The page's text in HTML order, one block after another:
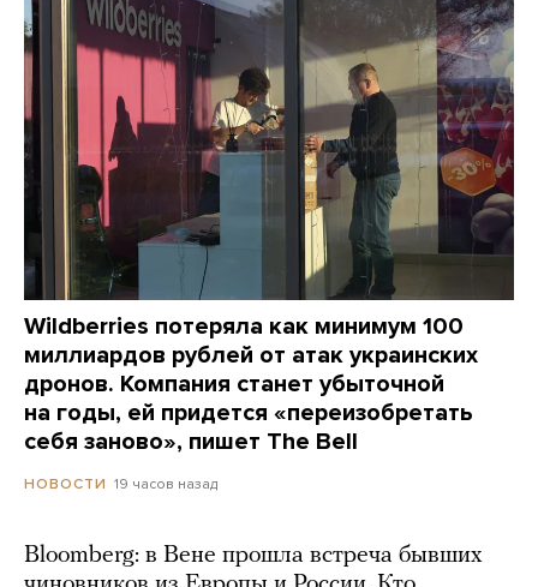
Wildberries потеряла как минимум 100
миллиардов рублей от атак украинских
дронов. Компания станет убыточной
на годы, ей придется «переизобретать
себя заново», пишет The Bell
НОВОСТИ 19 часов назад
Bloomberg: в Вене прошла встреча бывших